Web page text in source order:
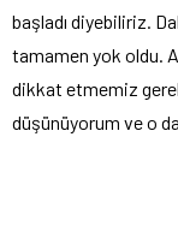
başladı diyebiliriz.
tamamen yok oldu.
dikkat etmemiz
düşünüyorum ve o